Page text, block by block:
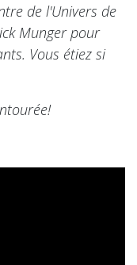
de l'Univers de
Munger pour
Vous étiez si